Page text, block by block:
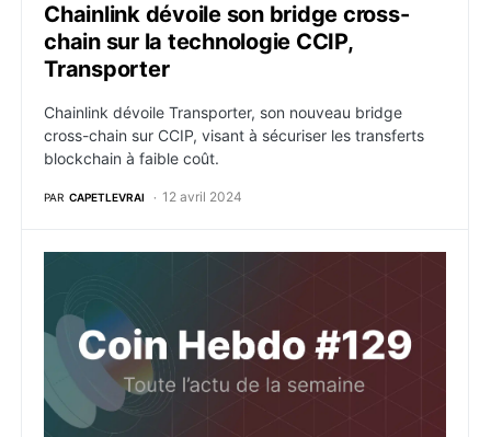
Chainlink dévoile son bridge cross-
chain sur la technologie CCIP,
Transporter
Chainlink dévoile Transporter, son nouveau bridge
cross-chain sur CCIP, visant à sécuriser les transferts
blockchain à faible coût.
PAR CAPETLEVRAI 12 avril 2024